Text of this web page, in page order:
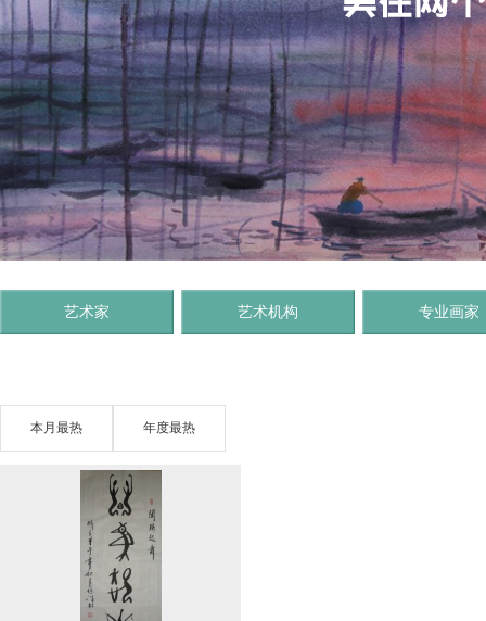
艺术家 艺术机构 专业画家
本月最热 年度最热